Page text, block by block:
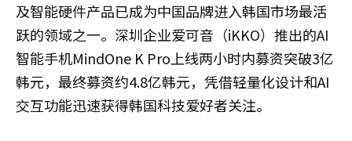
及智能硬件产品已成为中国品牌进入韩国市场最活
跃的领域之一。深圳企业爱可音（iKKO）推出的AI
智能手机MindOne K Pro上线两小时内募资突破3亿
韩元，最终募资约4.8亿韩元，凭借轻量化设计和AI
交互功能迅速获得韩国科技爱好者关注。